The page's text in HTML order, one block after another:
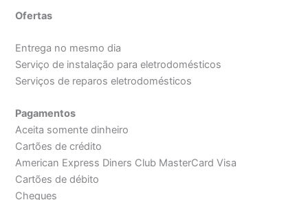
Ofertas
Entrega no mesmo dia
Serviço de instalação para eletrodomésticos
Serviços de reparos eletrodomésticos
Pagamentos
Aceita somente dinheiro
Cartões de crédito
American Express Diners Club MasterCard Visa
Cartões de débito
Cheques